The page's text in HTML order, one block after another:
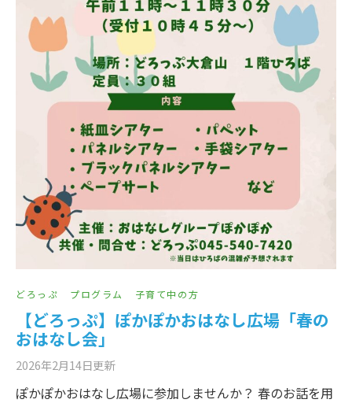
どろっぷ プログラム 子育て中の方
【どろっぷ】ぽかぽかおはなし広場「春の
おはなし会」
2026年2月14日更新
ぽかぽかおはなし広場に参加しませんか？ 春のお話を用